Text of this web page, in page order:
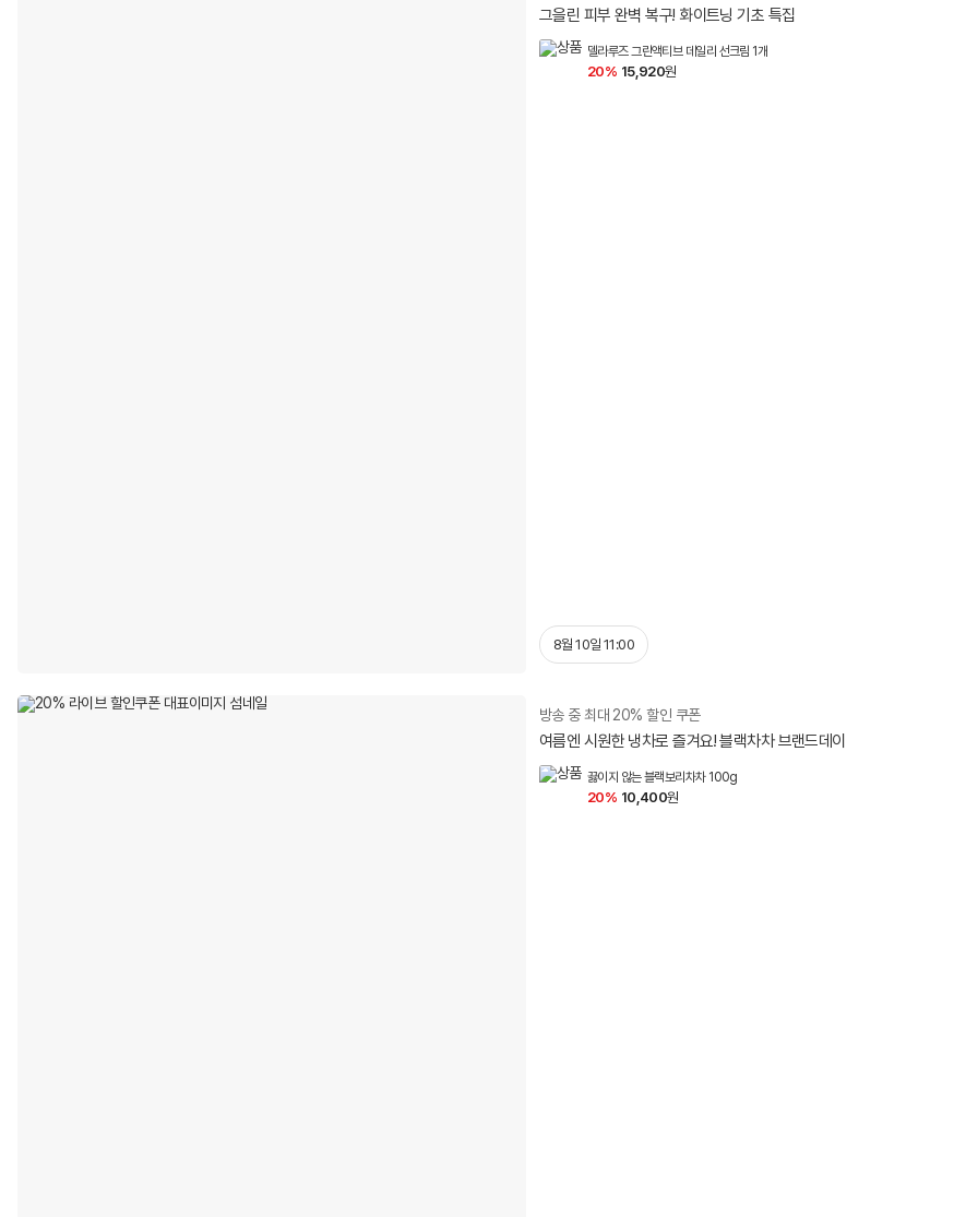
그을린 피부 완벽 복구! 화이트닝 기초 특집
델라루즈 그린액티브 데일리 선크림 1개
20% 15,920원
8월 10일 11:00
방송 중 최대 20% 할인 쿠폰
여름엔 시원한 냉차로 즐겨요! 블랙차차 브랜드데이
끓이지 않는 블랙보리차차 100g
20% 10,400원